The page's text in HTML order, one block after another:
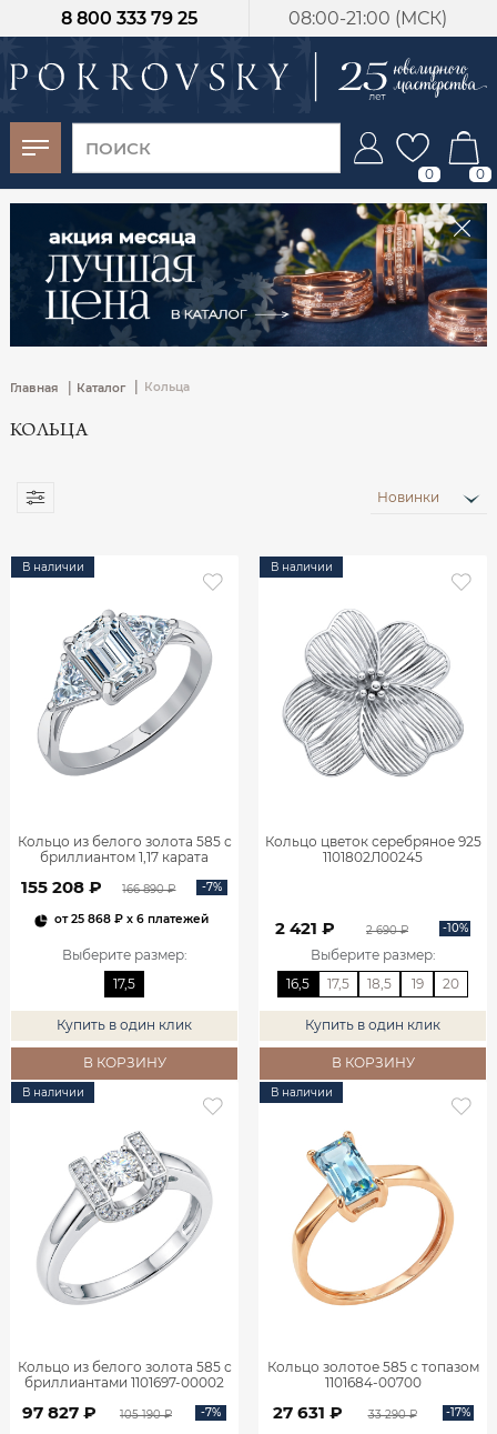
08:00-21:00 (МСК)
8 800 333 79 25
0 0
Главная | Каталог Кольца
КОЛЬЦА
Новинки
В наличии
Кольцо из белого золота 585 с
бриллиантом 1,17 карата
155 208 ₽ 166 890 ₽ -7%
от25 868 ₽x 6 платежей
Выберите размер:
17,5
Купить в один клик
В КОРЗИНУ
В наличии
Кольцо цветок серебряное 925
1101802Л00245
2 421 ₽ 2 690 ₽ -10%
Выберите размер:
16,5
17,5 18,5 19 20
Купить в один клик
В КОРЗИНУ
В наличии
Кольцо из белого золота 585 с
бриллиантами 1101697-00002
97 827 ₽ 105 190 ₽ -7%
В наличии
Кольцо золотое 585 с топазом
1101684-00700
27 631 ₽ 33 290 ₽ -17%
-30%
от 15 дней с
момента оплаты